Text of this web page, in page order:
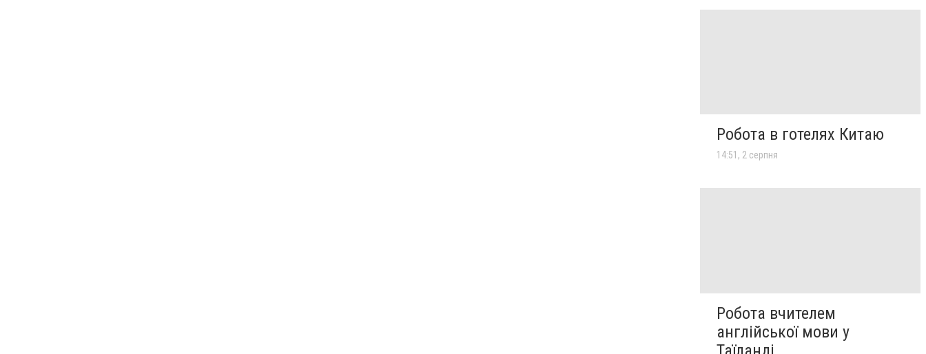
Робота в готелях Китаю
14:51, 2 серпня
Робота вчителем
англійської мови у